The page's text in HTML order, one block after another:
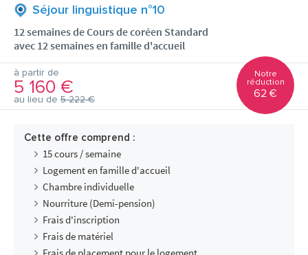
Séjour linguistique n°10
12 semaines de Cours de coréen Standard
avec 12 semaines en famille d'accueil
à partir de
5 160 €
au lieu de 5 222 €
Notre
réduction
62 €
Cette offre comprend :
15 cours / semaine
Logement en famille d'accueil
Chambre individuelle
Nourriture (Demi-pension)
Frais d'inscription
Frais de matériel
Frais de placement pour le logement